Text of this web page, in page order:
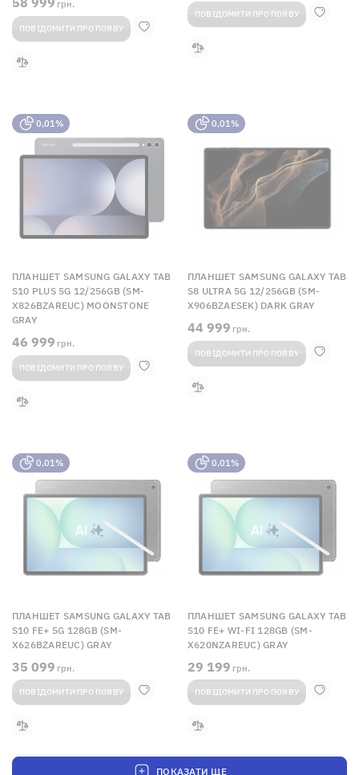
грн.
ПОВІДОМИТИ ПРО ПОЯВУ
ПОВІДОМИТИ ПРО ПОЯВУ
0,01%
ПЛАНШЕТ SAMSUNG GALAXY TAB
S10 PLUS 5G 12/256GB (SM-
X826BZAREUC) MOONSTONE
GRAY
46 999 грн.
ПОВІДОМИТИ ПРО ПОЯВУ
0,01%
ПЛАНШЕТ SAMSUNG GALAXY TAB
S8 ULTRA 5G 12/256GB (SM-
X906BZAESEK) DARK GRAY
44 999 грн.
ПОВІДОМИТИ ПРО ПОЯВУ
0,01%
ПЛАНШЕТ SAMSUNG GALAXY TAB
S10 FE+ 5G 128GB (SM-
X626BZAREUC) GRAY
35 099 грн.
ПОВІДОМИТИ ПРО ПОЯВУ
0,01%
ПЛАНШЕТ SAMSUNG GALAXY TAB
S10 FE+ WI-FI 128GB (SM-
X620NZAREUC) GRAY
29 199 грн.
ПОВІДОМИТИ ПРО ПОЯВУ
ПОКАЗАТИ ЩЕ